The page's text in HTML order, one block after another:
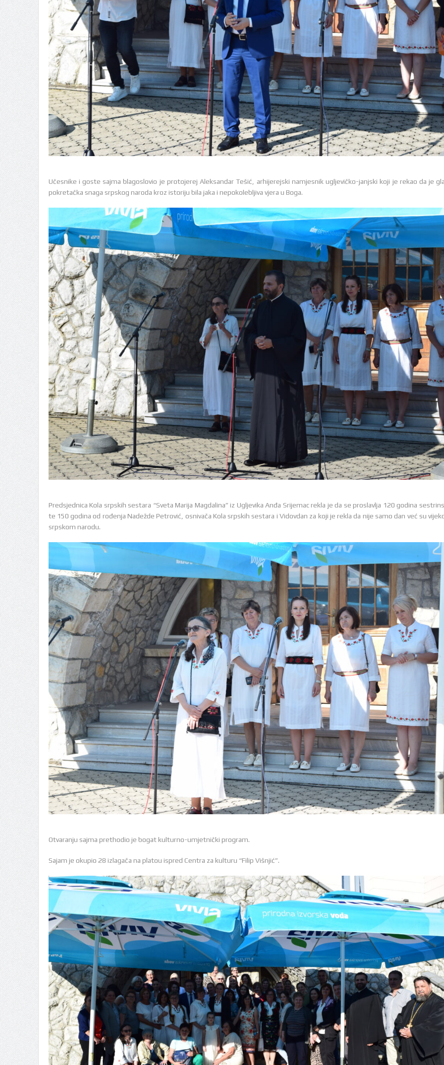
Učesnike i goste sajma blagoslovio je protojerej Aleksandar Tešić, arhijerejski namjesnik ugljevičko-janjski koji je rekao da je
pokretačka snaga srpskog naroda kroz istoriju bila jaka i nepokolebljiva vjera u Boga.
Predsjednica Kola srpskih sestara “Sveta Marija Magdalina” iz Ugljevika Anđa Srijemac rekla je da se proslavlja 120 godina
te 150 godina od rođenja Nadežde Petrović, osnivača Kola srpskih sestara i Vidovdan za koji je rekla da nije samo dan već su
srpskom narodu.
Otvaranju sajma prethodio je bogat kulturno-umjetnički program.
Sajam je okupio 28 izlagača na platou ispred Centra za kulturu “Filip Višnjić”.